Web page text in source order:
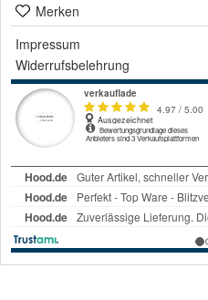
Merken
Impressum
Widerrufsbelehrung